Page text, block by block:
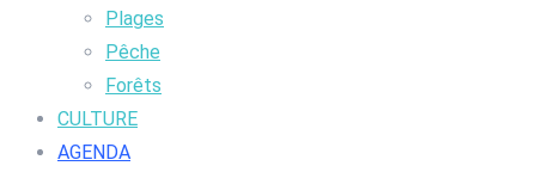
Plages
Pêche
Forêts
CULTURE
AGENDA